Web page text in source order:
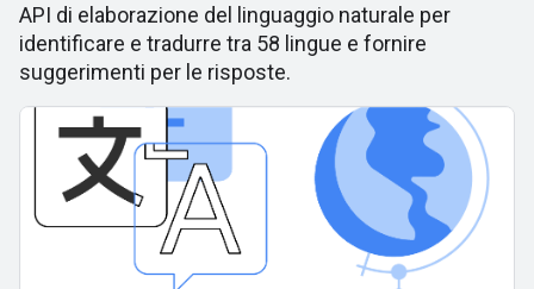
API di elaborazione del linguaggio naturale per
identificare e tradurre tra 58 lingue e fornire
suggerimenti per le risposte.